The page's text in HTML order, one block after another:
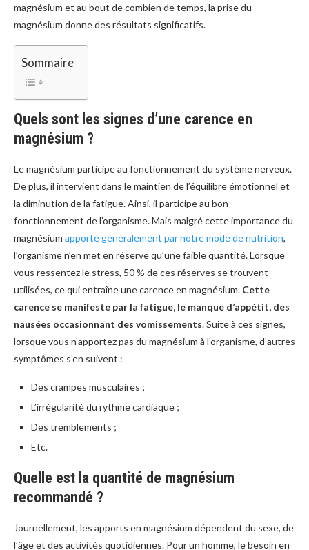
magnésium et au bout de combien de temps, la prise du
magnésium donne des résultats significatifs.
Sommaire
Quels sont les signes d’une carence en
magnésium ?
Le magnésium participe au fonctionnement du système nerveux.
De plus, il intervient dans le maintien de l’équilibre émotionnel et
la diminution de la fatigue. Ainsi, il participe au bon
fonctionnement de l’organisme. Mais malgré cette importance du
magnésium apporté généralement par notre mode de nutrition,
l’organisme n’en met en réserve qu’une faible quantité. Lorsque
vous ressentez le stress, 50 % de ces réserves se trouvent
utilisées, ce qui entraîne une carence en magnésium. Cette
carence se manifeste par la fatigue, le manque d’appétit, des
nausées occasionnant des vomissements. Suite à ces signes,
lorsque vous n’apportez pas du magnésium à l’organisme, d’autres
symptômes s’en suivent :
Des crampes musculaires ;
L’irrégularité du rythme cardiaque ;
Des tremblements ;
Etc.
Quelle est la quantité de magnésium
recommandé ?
Journellement, les apports en magnésium dépendent du sexe, de
l’âge et des activités quotidiennes. Pour un homme, le besoin en